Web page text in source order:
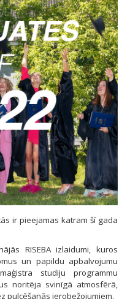
ir pieejamas katram šī gada
RISEBA izlaidumi, kuros
un papildu apbalvojumu
studiju programmu
noritēja svinīgā atmosfērā,
pulcēšanās ierobežojumiem.